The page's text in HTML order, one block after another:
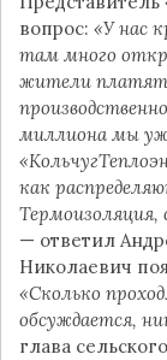
вопрос: «У нас
там много
жители платят
миллиона мы
как
Термоизоляция,
— ответил
Николаевич
«Сколько
обсуждается,
глава